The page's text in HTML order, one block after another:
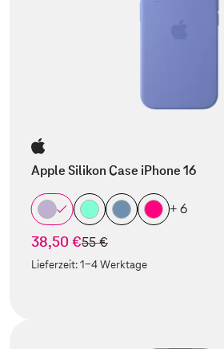
Apple Silikon Case iPhone 16
+ 6
38,50 €statt
55 €
Lieferzeit:1-4 Werktage